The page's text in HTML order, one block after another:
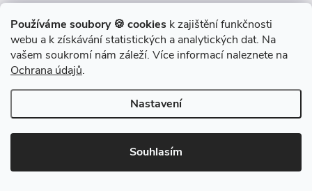
Používáme soubory 🍪 cookies k zajištění funkčnosti
webu a k získávání statistických a analytických dat. Na
vašem soukromí nám záleží. Více informací naleznete na
Ochrana údajů.
Nastavení
Souhlasím
Archiv
Přijímáme online platby
Copyright 2026penShop. Všechna práva vyhrazena.